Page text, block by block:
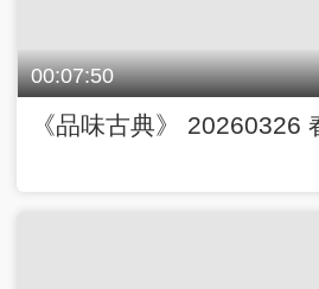
00:07:50
《品味古典》 20260326